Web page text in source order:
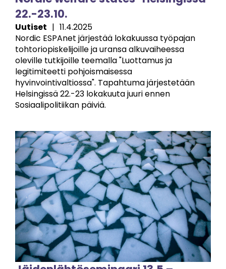
22.-23.10.
Uutiset | 11.4.2025
Nordic ESPAnet järjestää lokakuussa työpajan
tohtoriopiskelijoille ja uransa alkuvaiheessa
oleville tutkijoille teemalla "Luottamus ja
legitimiteetti pohjoismaisessa
hyvinvointivaltiossa". Tapahtuma järjestetään
Helsingissä 22.-23 lokakuuta juuri ennen
Sosiaalipolitiikan päiviä.
Image